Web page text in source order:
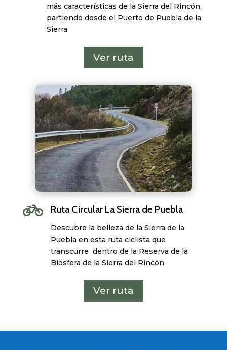
más características de la Sierra del Rincón,
partiendo desde el Puerto de Puebla de la
Sierra.
Ver ruta
 Ruta Circular La Sierra de Puebla
Descubre la belleza de la Sierra de la
Puebla en esta ruta ciclista que
transcurre dentro de la Reserva de la
Biosfera de la Sierra del Rincón.
Ver ruta